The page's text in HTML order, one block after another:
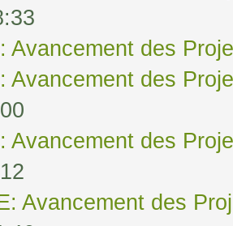
Avancement des
Avancement des
Avancement des
Avancement des